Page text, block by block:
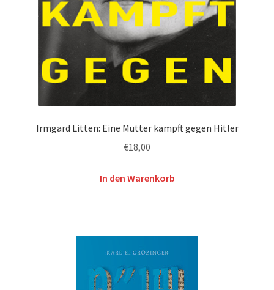
Irmgard Litten: Eine Mutter kämpft gegen Hitler
€18,00
In den Warenkorb